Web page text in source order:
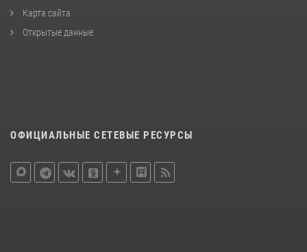
Карта сайта
Открытые данные
ОФИЦИАЛЬНЫЕ СЕТЕВЫЕ РЕСУРСЫ